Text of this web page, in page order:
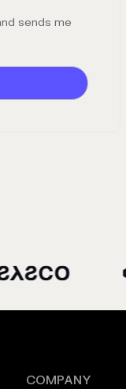
sends me
COMPANY